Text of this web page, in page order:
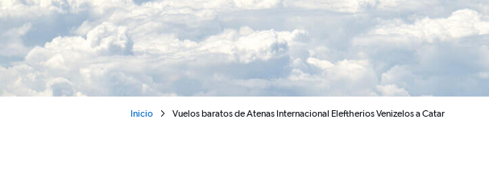
Inicio Vuelos baratos de Atenas Internacional Eleftherios Venizelos a Catar